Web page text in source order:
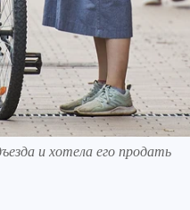
и хотела его продать